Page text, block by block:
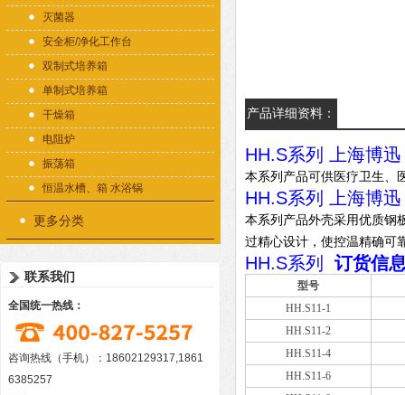
灭菌器
安全柜/净化工作台
双制式培养箱
单制式培养箱
干燥箱
电阻炉
振荡箱
恒温水槽、箱 水浴锅
更多分类
联系我们
全国统一热线：
咨询热线（手机）：18602129317,1861
6385257
产品详细资料：
HH.S系列 上海博
本系列产品可供医疗卫生、
HH.S系列 上海博
本系列产品外壳采用优质钢
过精心设计，使控温精确可
HH.S系列 订货信
型号
HH.S11-1
HH.S11-2
HH.S11-4
HH.S11-6